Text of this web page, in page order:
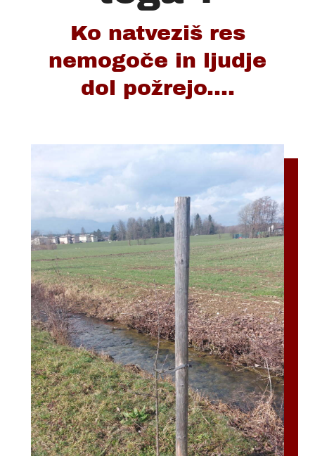
Ko natveziš res
nemogoče in ljudje
dol požrejo....